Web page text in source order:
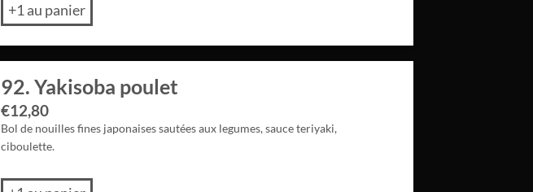
+1 au panier
92. Yakisoba poulet
€12,80
Bol de nouilles fines japonaises sautées aux legumes, sauce teriyaki,
ciboulette.